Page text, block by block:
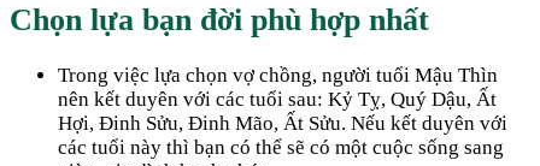
Chọn lựa bạn đời phù hợp nhất
Trong việc lựa chọn vợ chồng, người tuổi Mậu Thìn
nên kết duyên với các tuổi sau: Kỷ Tỵ, Quý Dậu, Ất
Hợi, Đinh Sửu, Đinh Mão, Ất Sửu. Nếu kết duyên với
các tuổi này thì bạn có thể sẽ có một cuộc sống sang